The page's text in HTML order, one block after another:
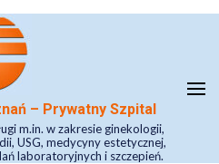
– Prywatny Szpital
m.in. w zakresie ginekologii,
USG, medycyny estetycznej,
laboratoryjnych i szczepień.